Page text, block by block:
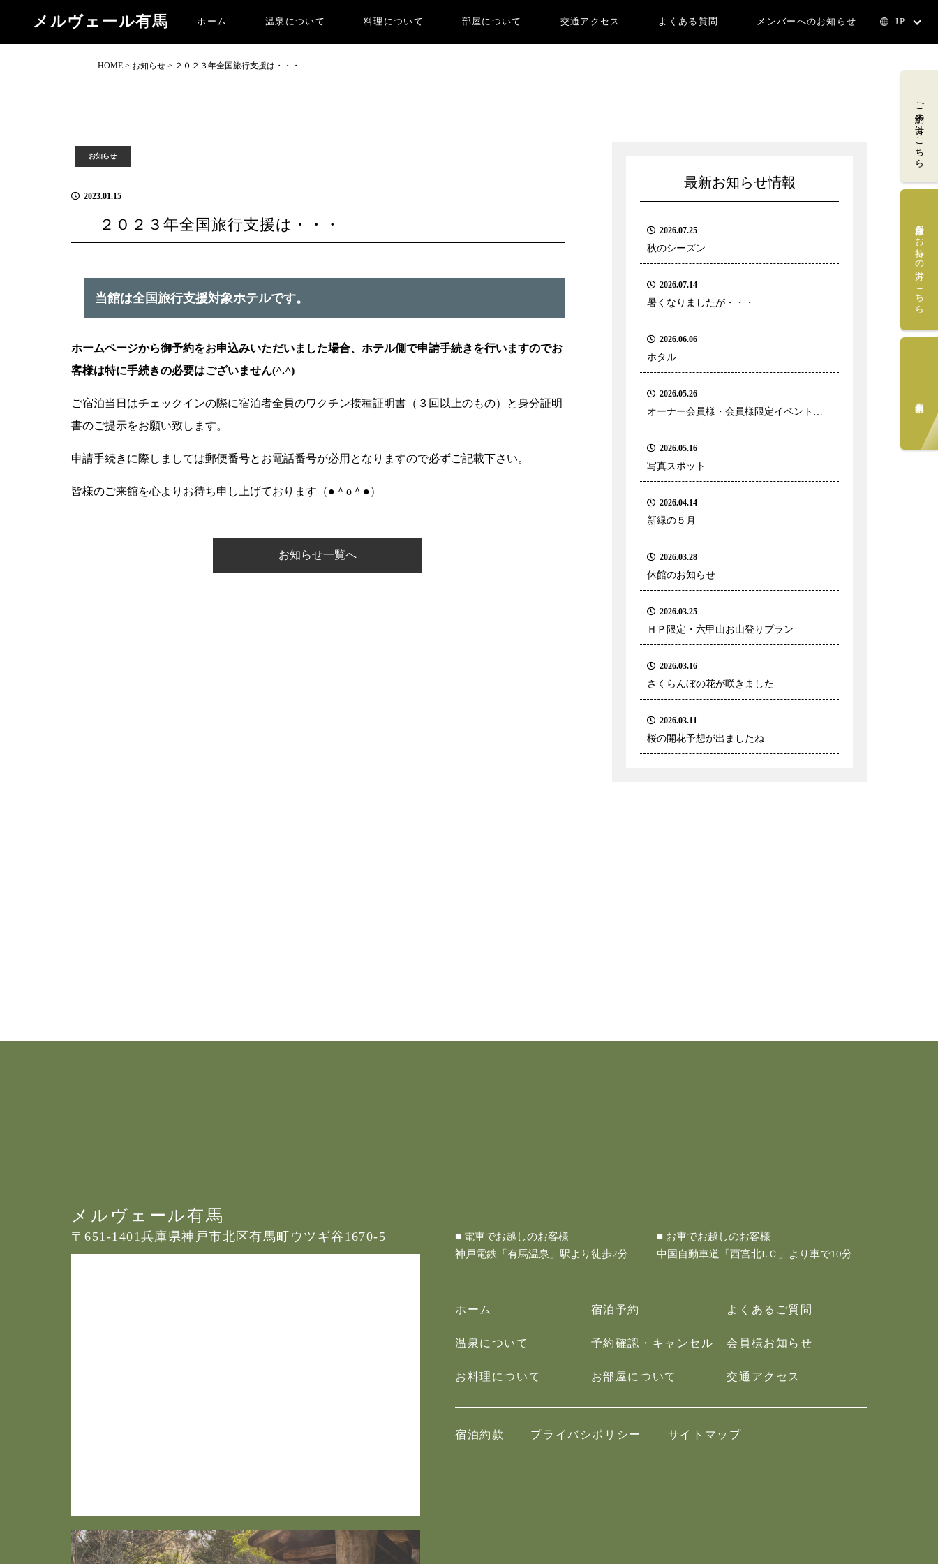
メルヴェール有馬 ホーム 温泉について 料理について 部屋について 交通アクセス よくある質問 メンバーへのお知らせ JP
ご予約の方はこちら
会員権をお持ちの方はこちら
２０２３年全国旅行支援は・・・
HOME > お知らせ > ２０２３年全国旅行支援は・・・
お知らせ
2023.01.15
２０２３年全国旅行支援は・・・
当館は全国旅行支援対象ホテルです。
ホームページから御予約をお申込みいただいました場合、ホテル側で申請手続きを行いますのでお
客様は特に手続きの必要はございません(^.^)
ご宿泊当日はチェックインの際に宿泊者全員のワクチン接種証明書（３回以上のもの）と身分証明
書のご提示をお願い致します。
申請手続きに際しましては郵便番号とお電話番号が必用となりますので必ずご記載下さい。
皆様のご来館を心よりお待ち申し上げております（●＾o＾●）
お知らせ一覧へ
最新お知らせ情報
2026.07.25
秋のシーズン
2026.07.14
暑くなりましたが・・・
2026.06.06
ホタル
2026.05.26
オーナー会員様・会員様限定イベントの
ご案内
2026.05.16
写真スポット
2026.04.14
新緑の５月
2026.03.28
休館のお知らせ
2026.03.25
ＨＰ限定・六甲山お山登りプラン
2026.03.16
さくらんぼの花が咲きました
2026.03.11
桜の開花予想が出ましたね
メルヴェール有馬
〒651-1401兵庫県神戸市北区有馬町ウツギ谷1670-5
■ 電車でお越しのお客様
神戸電鉄「有馬温泉」駅より徒歩2分
■ お車でお越しのお客様
中国自動車道「西宮北I.Ｃ」より車で10分
ホーム 宿泊予約 よくあるご質問
温泉について 予約確認・キャンセル 会員様お知らせ
お料理について お部屋について 交通アクセス
宿泊約款 プライバシポリシー サイトマップ